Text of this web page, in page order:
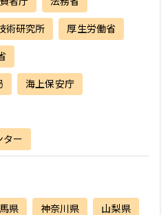
術研究所 厚生労働省
海上保安庁
ター
県 神奈川県 山梨県